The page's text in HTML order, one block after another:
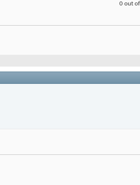
0 out